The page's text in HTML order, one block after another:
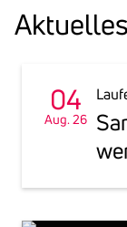
Aktu­elles
04
Aug. 26